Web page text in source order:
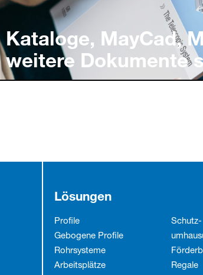
Kataloge, MayCad,
weitere Dokumente
Lösungen
Profile
Gebogene Profile
Rohrsysteme
Arbeitsplätze
Schutz­
Regale